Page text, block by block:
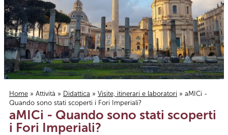
Tu sei qui
Home » Attività » Didattica » Visite, itinerari e laboratori » aMICi -
Quando sono stati scoperti i Fori Imperiali?
aMICi - Quando sono stati scoperti
i Fori Imperiali?